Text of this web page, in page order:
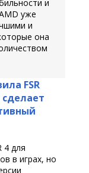
и
уже
и
она
FSR
4 для
в играх, но